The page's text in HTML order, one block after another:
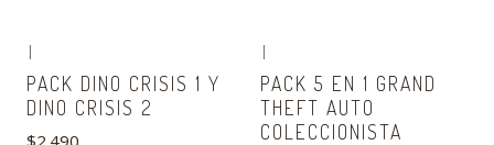
|
PACK DINO CRISIS 1 Y
DINO CRISIS 2
|
PACK 5 EN 1 GRAND
THEFT AUTO
COLECCIONISTA